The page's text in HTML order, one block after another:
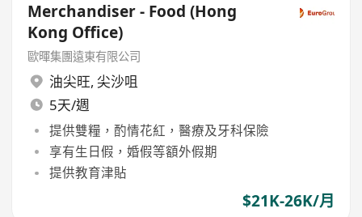
Merchandiser - Food (Hong
Kong Office)
歐暉集團遠東有限公司
油尖旺, 尖沙咀
5天/週
提供雙糧，酌情花紅，醫療及牙科保險
享有生日假，婚假等額外假期
提供教育津貼
$21K-26K/月